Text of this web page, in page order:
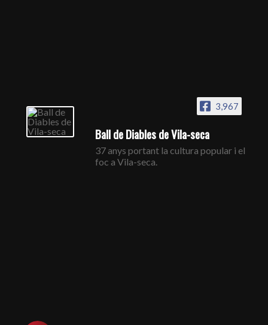
3,967
Ball de Diables de Vila-seca
37 anys portant la cultura popular i el
foc a Vila-seca.